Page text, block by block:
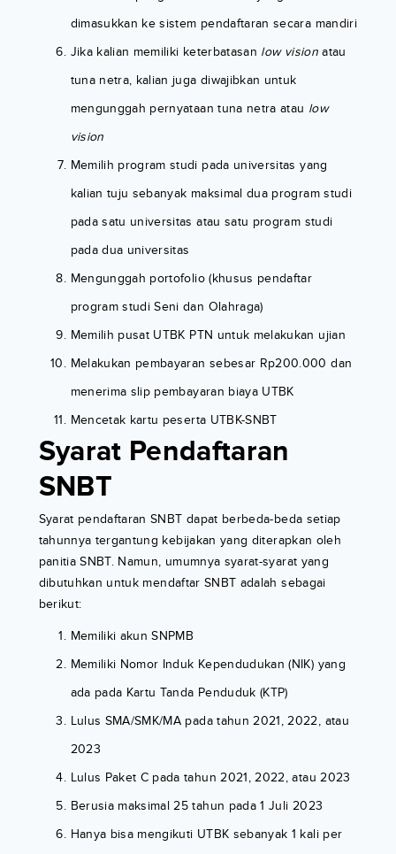
dimasukkan ke sistem pendaftaran secara mandiri
Jika kalian memiliki keterbatasan low visionatau
tuna netra, kalian juga diwajibkan untuk
mengunggah pernyataan tuna netra atau low
vision
Memilih program studi pada universitas yang
kalian tuju sebanyak maksimal dua program studi
pada satu universitas atau satu program studi
pada dua universitas
Mengunggah portofolio (khusus pendaftar
program studi Seni dan Olahraga)
Memilih pusat UTBK PTN untuk melakukan ujian
Melakukan pembayaran sebesar Rp200.000 dan
menerima slip pembayaran biaya UTBK
Mencetak kartu peserta UTBK-SNBT
Syarat Pendaftaran
SNBT
Syarat pendaftaran SNBT dapat berbeda-beda setiap
tahunnya tergantung kebijakan yang diterapkan oleh
panitia SNBT. Namun, umumnya syarat-syarat yang
dibutuhkan untuk mendaftar SNBT adalah sebagai
berikut:
Memiliki akun SNPMB
Memiliki Nomor Induk Kependudukan (NIK) yang
ada pada Kartu Tanda Penduduk (KTP)
Lulus SMA/SMK/MA pada tahun 2021, 2022, atau
2023
Lulus Paket C pada tahun 2021, 2022, atau 2023
Berusia maksimal 25 tahun pada 1 Juli 2023
Hanya bisa mengikuti UTBK sebanyak 1 kali per